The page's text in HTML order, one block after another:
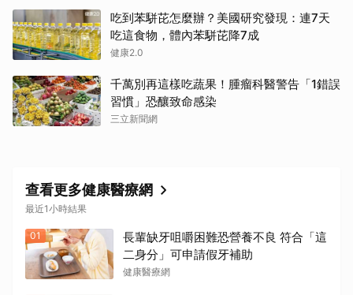
吃到苯駢芘怎麼辦？美國研究發現：連7天
吃這食物，體內苯駢芘降7成
健康2.0
千萬別再這樣吃蔬果！腫瘤科醫警告「1錯誤
習慣」恐釀致命感染
三立新聞網
查看更多健康醫療網
最近1小時結果
01
長輩缺牙咀嚼困難恐營養不良 符合「這
二身分」可申請假牙補助
健康醫療網